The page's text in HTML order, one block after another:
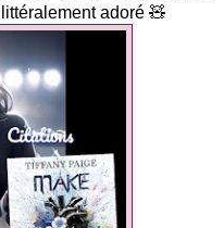
adoré 🧸